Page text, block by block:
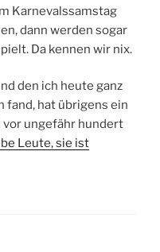
Karnevalssamstag
dann werden sogar
Da kennen wir nix.
den ich heute ganz
fand, hat übrigens ein
vor ungefähr hundert
Leute, sie ist